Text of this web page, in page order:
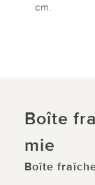
cm.
Boîte
mie
Boîte